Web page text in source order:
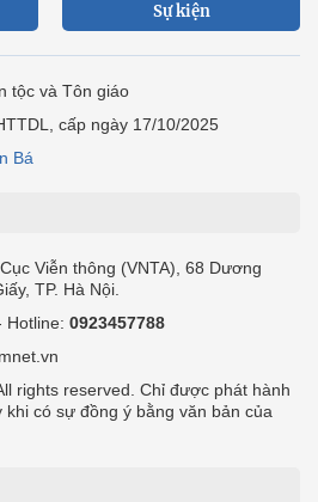
Sự kiện
tộc và Tôn giáo
cấp ngày 17/10/2025
Bá
Viễn thông (VNTA), 68 Dương
TP. Hà Nội.
Hotline: 0923457788
rights reserved. Chỉ được phát hành
khi có sự đồng ý bằng văn bản của